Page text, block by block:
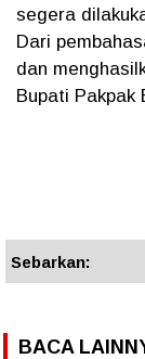
segera
Dari
dan
Bupati Pakpak
Sebarkan:
BACA